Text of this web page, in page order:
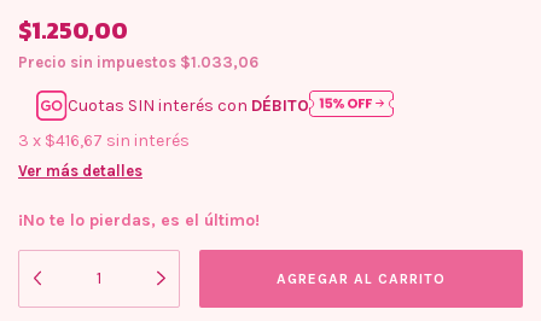
$1.250,00
Precio sin impuestos $1.033,06
Cuotas SIN interés con DÉBITO
3 x $416,67 sin interés
Ver más detalles
¡No te lo pierdas, es el último!